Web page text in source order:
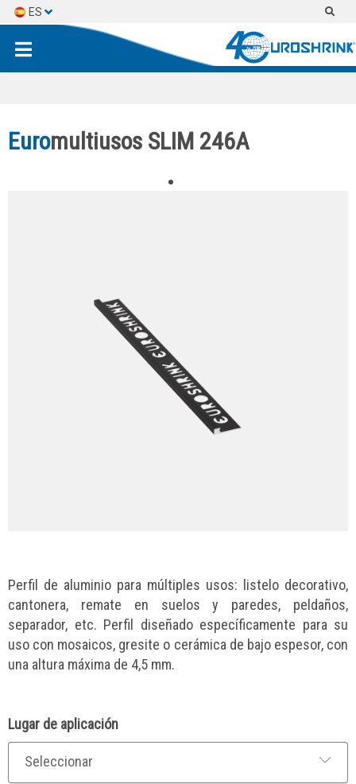
ES
Euromultiusos SLIM 246A
Perfil de aluminio para múltiples usos: listelo decorativo,
cantonera, remate en suelos y paredes, peldaños,
separador, etc. Perfil diseñado específicamente para su
uso con mosaicos, gresite o cerámica de bajo espesor, con
una altura máxima de 4,5 mm.
Lugar de aplicación